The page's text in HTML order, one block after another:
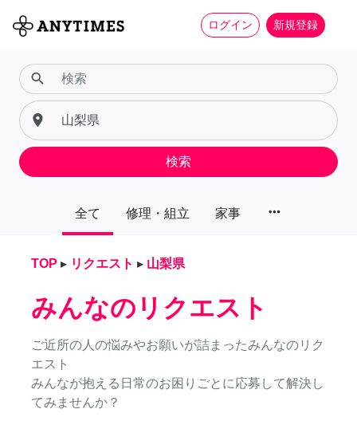
ログイン 新規登録
全て 修理・組立 家事 more_horiz
search
place
検索
TOP ▸ リクエスト ▸ 山梨県
みんなのリクエスト
ご近所の人の悩みやお願いが詰まったみんなのリク
エスト
みんなが抱える日常のお困りごとに応募して解決し
てみませんか？